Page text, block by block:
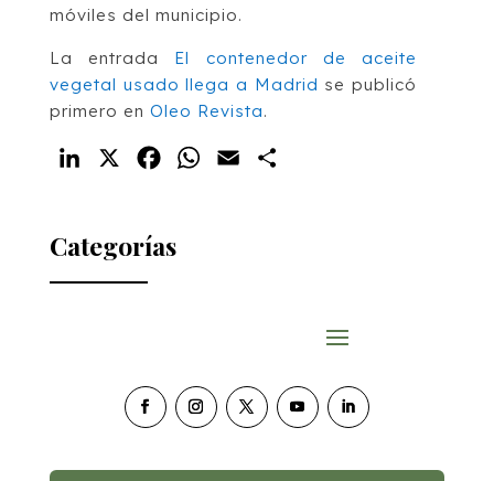
móviles del municipio.
La entrada El contenedor de aceite
vegetal usado llega a Madrid se publicó
primero en Oleo Revista.
LinkedIn FacebookWhatsApp
Email
Categorías